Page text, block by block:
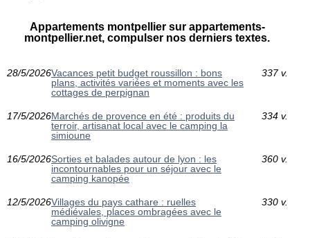
Appartements montpellier sur appartements-
montpellier.net, compulser nos derniers textes.
28/5/2026Vacances petit budget roussillon : bons
plans, activités variées et moments avec les
cottages de perpignan
337 v.
17/5/2026Marchés de provence en été : produits du
terroir, artisanat local avec le camping la
simioune
334 v.
16/5/2026Sorties et balades autour de lyon : les
incontournables pour un séjour avec le
camping kanopée
360 v.
12/5/2026Villages du pays cathare : ruelles
médiévales, places ombragées avec le
camping olivigne
330 v.